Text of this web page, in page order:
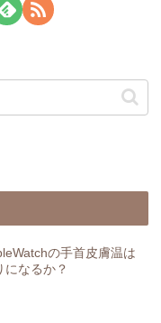
の手首皮膚温は
になるか？